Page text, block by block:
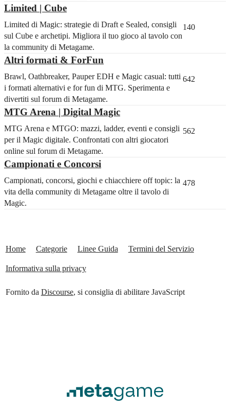
Limited | Cube
Limited di Magic: strategie di Draft e Sealed, consigli
sul Cube e archetipi. Migliora il tuo gioco al tavolo con
la community di Metagame.
140
Altri formati & ForFun
Brawl, Oathbreaker, Pauper EDH e Magic casual: tutti
i formati alternativi e for fun di MTG. Sperimenta e
divertiti sul forum di Metagame.
642
MTG Arena | Digital Magic
MTG Arena e MTGO: mazzi, ladder, eventi e consigli
per il Magic digitale. Confrontati con altri giocatori
online sul forum di Metagame.
562
Campionati e Concorsi
Campionati, concorsi, giochi e chiacchiere off topic: la
vita della community di Metagame oltre il tavolo di
Magic.
478
Home Categorie Linee Guida Termini del Servizio
Informativa sulla privacy
Fornito da Discourse, si consiglia di abilitare JavaScript